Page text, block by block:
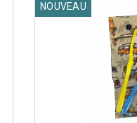
NOUVEAU